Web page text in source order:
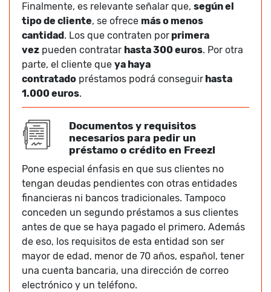
Finalmente, es relevante señalar que, según el
tipo de cliente, se ofrece más o menos
cantidad . Los que contraten por primera
vez pueden contratar hasta 300 euros. Por otra
parte, el cliente que ya haya
contratado préstamos podrá conseguir hasta
1.000 euros.
Documentos y requisitos
necesarios para pedir un
préstamo o crédito en Freezl
Pone especial énfasis en que sus clientes no
tengan deudas pendientes con otras entidades
financieras ni bancos tradicionales. Tampoco
conceden un segundo préstamos a sus clientes
antes de que se haya pagado el primero. Además
de eso, los requisitos de esta entidad son ser
mayor de edad, menor de 70 años, español, tener
una cuenta bancaria, una dirección de correo
electrónico y un teléfono.